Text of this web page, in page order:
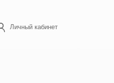
Личный кабинет